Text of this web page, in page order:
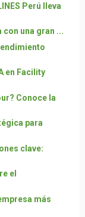
Perú lleva
con una gran ...
en Facility
Conoce la
para
clave:
el
más